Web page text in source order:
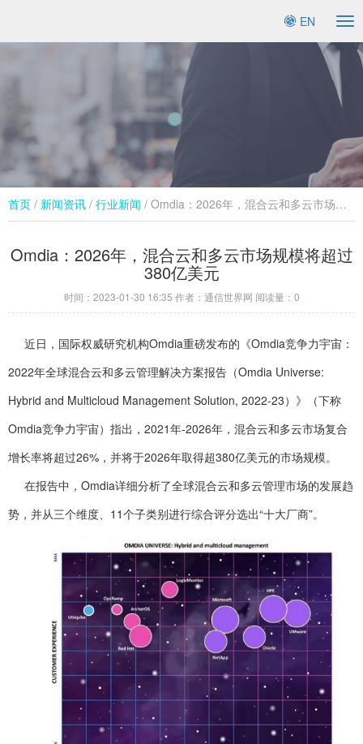
EN
首页 / 新闻资讯 / 行业新闻​ / Omdia：2026年，混合云和多云市场规模将超过380亿美元
Omdia：2026年，混合云和多云市场规模将超过
380亿美元
时间： 2023-01-30 16:35 作者：通信世界网 阅读量： 0
近日，国际权威研究机构Omdia重磅发布的《Omdia竞争力宇宙：
2022年全球混合云和多云管理解决方案报告（Omdia Universe:
Hybrid and Multicloud Management Solution, 2022-23）》（下称
Omdia竞争力宇宙）指出，2021年-2026年，混合云和多云市场复合
增长率将超过26%，并将于2026年取得超380亿美元的市场规模。
在报告中，Omdia详细分析了全球混合云和多云管理市场的发展趋
势，并从三个维度、11个子类别进行综合评分选出“十大厂商”。